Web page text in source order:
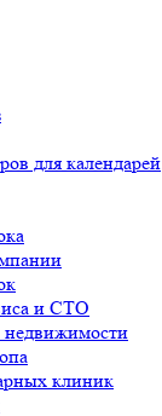
для календарей
и СТО
недвижимости
клиник